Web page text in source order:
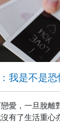
我是不是恐
愛，一旦脫
有了生活重